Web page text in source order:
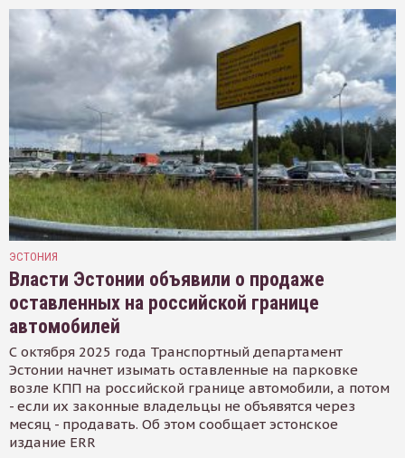
ЭСТОНИЯ
Власти Эстонии объявили о продаже
оставленных на российской границе
автомобилей
С октября 2025 года Транспортный департамент
Эстонии начнет изымать оставленные на парковке
возле КПП на российской границе автомобили, а потом
- если их законные владельцы не объявятся через
месяц - продавать. Об этом сообщает эстонское
издание ERR